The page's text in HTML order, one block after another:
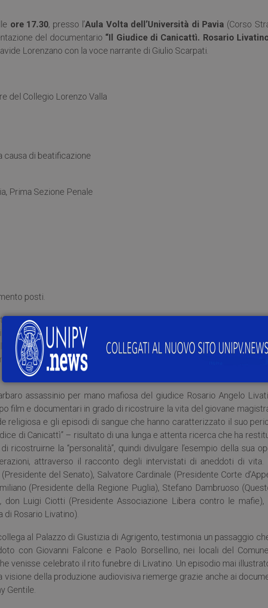
ore 17.30, presso l’Aula Volta dell’Università di Pavia (Corso
del documentario “Il Giudice di Canicattì. Rosario
Lorenzano con la voce narrante di Giulio Scarpati.
del Collegio Lorenzo Valla
causa di beatificazione
Prima Sezione Penale
posti.
indipendente e senza scopo di lucro, è il tributo di un
a Pavia per gli studi e la pratica della professione giornalistica –
stidda il 21 settembre 1990 lungo la SS640, ma anche al
agguato insieme al figlio Stefano sulla medesima strada il 25
assassinio per mano mafiosa del giudice Rosario Angelo
film e documentari in grado di ricostruire la vita del giovane
religiosa e gli episodi di sangue che hanno caratterizzato il suo
di Canicattì” – risultato di una lunga e attenta ricerca che ha
ricostruirne la “personalità”, quindi divulgare l’esempio della sua
attraverso il racconto degli intervistati di aneddoti di vita.
del Senato), Salvatore Cardinale (Presidente Corte
(Presidente della Regione Puglia), Stefano Dambruoso
don Luigi Ciotti (Presidente Associazione Libera contro le mafie),
di Rosario Livatino).
al Palazzo di Giustizia di Agrigento, testimonia un passaggio
con Giovanni Falcone e Paolo Borsellino, nei locali del
venisse celebrato il rito funebre di Livatino. Un episodio mai
visione della produzione audiovisiva riemerge grazie anche ai
Gentile.